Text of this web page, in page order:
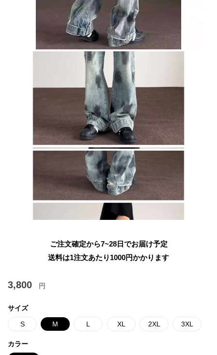
ご注文確定から7~28日でお届け予定
送料は1注文あたり 1000円かかります
3,800 円
サイズ
S M L XL 2XL 3XL
カラー